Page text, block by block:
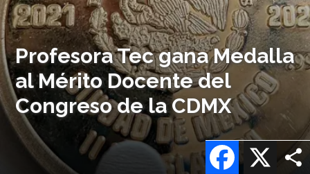
Profesora Tec gana Medalla
al Mérito Docente del
Congreso de la CDMX
X
Facebook